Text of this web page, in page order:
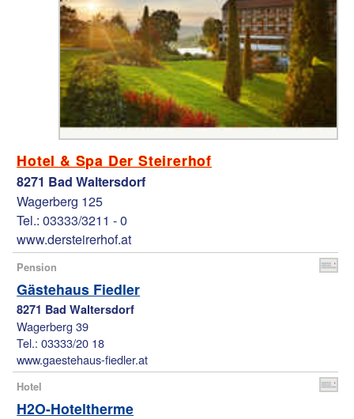
Hotel & Spa Der Steirerhof
8271 Bad Waltersdorf
Wagerberg 125
Tel.: 03333/3211 - 0
www.dersteirerhof.at
Pension
Gästehaus Fiedler
8271 Bad Waltersdorf
Wagerberg 39
Tel.: 03333/20 18
www.gaestehaus-fiedler.at
Hotel
H2O-Hoteltherme